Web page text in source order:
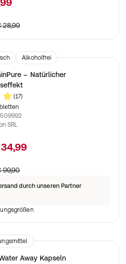
28,99
Alkoholfrei
Nahrungsergänzungsmittel
– Natürlicher
(17)
SRL
zur Unterstützung
99,90
durch unseren Partner
Away Kapseln